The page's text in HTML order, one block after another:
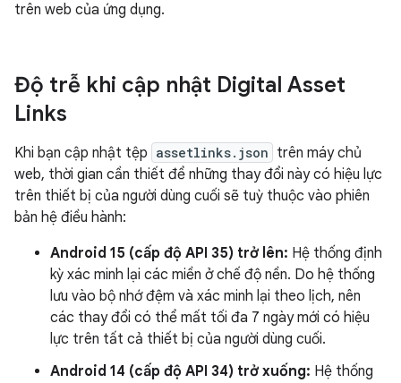
trên web của ứng dụng.
Độ trễ khi cập nhật Digital Asset
Links
Khi bạn cập nhật tệp assetlinks.json trên máy chủ
web, thời gian cần thiết để những thay đổi này có hiệu lực
trên thiết bị của người dùng cuối sẽ tuỳ thuộc vào phiên
bản hệ điều hành:
Android 15 (cấp độ API 35) trở lên: Hệ thống định
kỳ xác minh lại các miền ở chế độ nền. Do hệ thống
lưu vào bộ nhớ đệm và xác minh lại theo lịch, nên
các thay đổi có thể mất tối đa 7 ngày mới có hiệu
lực trên tất cả thiết bị của người dùng cuối.
Android 14 (cấp độ API 34) trở xuống: Hệ thống